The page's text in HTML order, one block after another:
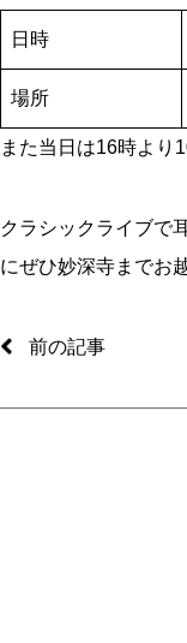
日時
場所
また当日は16時より
クラシックライブで
にぜひ妙深寺までお
前の記事